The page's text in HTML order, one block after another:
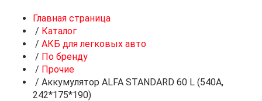
Главная страница
/ Каталог
/ АКБ для легковых авто
/ По бренду
/ Прочие
/ Аккумулятор ALFA STANDARD 60 L (540A,
242*175*190)